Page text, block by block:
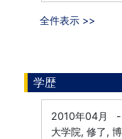
全件表示 >>
学歴
2010年04月
-
大学院, 修了,